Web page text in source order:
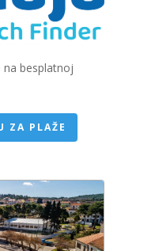
na besplatnoj
ZA PLAŽE